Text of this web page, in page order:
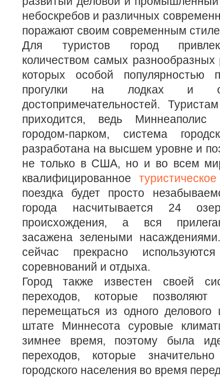
небоскребов и различных
поражают своим современным
Для туристов город
количеством самых разнообразных
которых особой популярностью
прогулки на лодках и
достопримечательностей.
приходится, ведь Миннеаполис
городом-парком, система
разработана на высшем уровне и
не только в США, но и во всем
квалифицированное
поездка будет просто
города насчитывается 24
происхождения, а вся
засажена зелеными
сейчас прекрасно
соревнований и отдыха.
Город также известен своей
переходов, которые
перемещаться из одного
штате Миннесота суровые
зимнее время, поэтому была
переходов, которые
городского населения во время